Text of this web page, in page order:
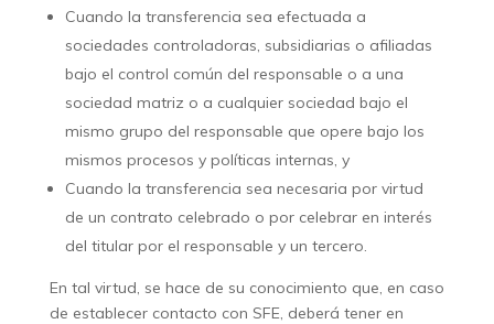
Cuando la transferencia sea efectuada a
sociedades controladoras, subsidiarias o afiliadas
bajo el control común del responsable o a una
sociedad matriz o a cualquier sociedad bajo el
mismo grupo del responsable que opere bajo los
mismos procesos y políticas internas, y
Cuando la transferencia sea necesaria por virtud
de un contrato celebrado o por celebrar en interés
del titular por el responsable y un tercero.
En tal virtud, se hace de su conocimiento que, en caso
de establecer contacto con SFE, deberá tener en